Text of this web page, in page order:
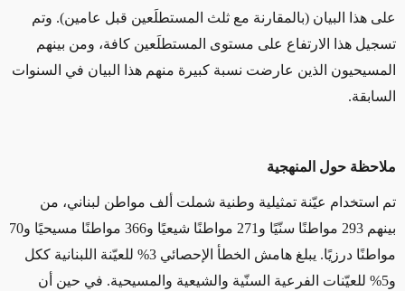
على هذا البيان (بالمقارنة مع ثلث المستطلَعين قبل عامين). وتم
تسجيل هذا الارتفاع على مستوى المستطلَعين كافة، ومن بينهم
المسيحيون الذين عارضت نسبة كبيرة منهم هذا البيان في السنوات
السابقة.
ملاحظة حول المنهجية
تم استخدام عيّنة تمثيلية وطنية شملت ألف مواطن لبناني، من
بينهم 293 مواطنًا سنّيًا و271 مواطنًا شيعيًا و366 مواطنًا مسيحيًا و70
مواطنًا درزيًا. يبلغ هامش الخطأ الإحصائي 3% للعيّنة اللبنانية ككل
و5% للعيّنات الفرعية السنّية والشيعية والمسيحية. في حين أن